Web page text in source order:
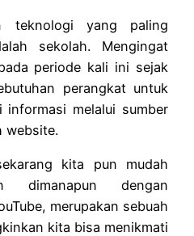
teknologi yang paling
sekolah. Mengingat
periode kali ini sejak
perangkat untuk
informasi melalui sumber
website.
kita pun mudah
dimanapun dengan
merupakan sebuah
kita bisa menikmati